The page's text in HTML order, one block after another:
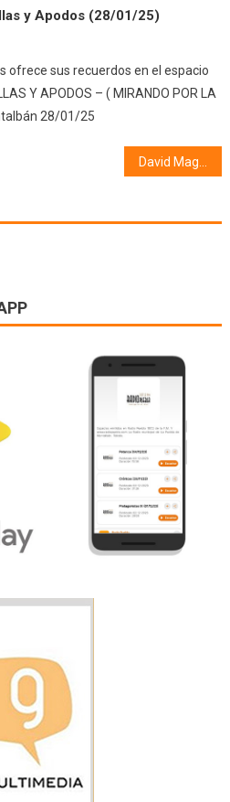
y Apodos (28/01/25)
ofrece sus recuerdos en el espacio
Y APODOS – ( MIRANDO POR LA
28/01/25
David Magán #ElColeta (30/09/25)